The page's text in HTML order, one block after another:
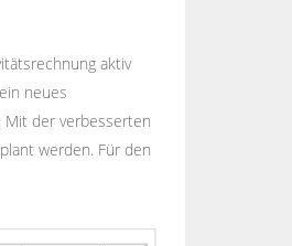
aktiv
neues
Mit der verbesserten
werden. Für den